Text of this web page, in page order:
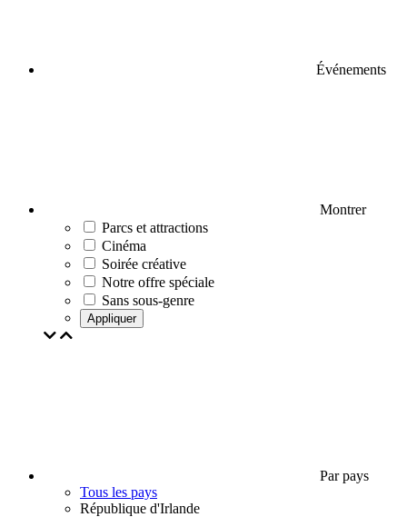
Événements
Montrer
Parcs et attractions
Cinéma
Soirée créative
Notre offre spéciale
Sans sous-genre
Appliquer
Par pays
Tous les pays
République d'Irlande